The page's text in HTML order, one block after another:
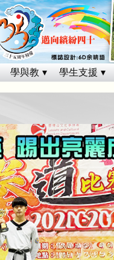
學與教 學生支援